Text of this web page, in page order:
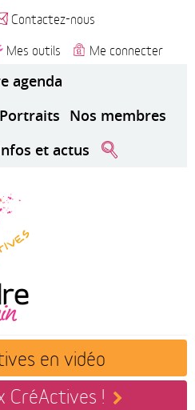
Contactez-nous
Mes outils Me connecter
agenda
Portraits Nos membres
et actus
en vidéo
CréActives !